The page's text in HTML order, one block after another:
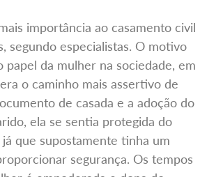
importância ao casamento civil
segundo especialistas. O motivo
papel da mulher na sociedade, em
o caminho mais assertivo de
de casada e a adoção do
ela se sentia protegida do
que supostamente tinha um
segurança. Os tempos